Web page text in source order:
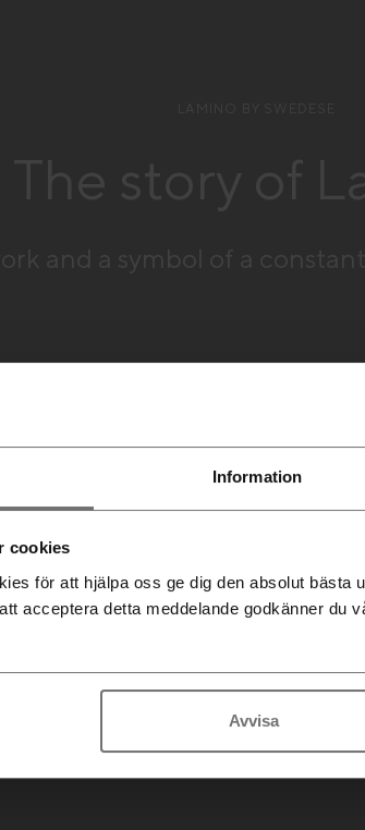
Information
cookies
för att hjälpa oss ge dig den absolut bästa
acceptera detta meddelande godkänner du
Avvisa